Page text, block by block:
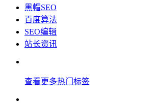
黑帽SEO
百度算法
SEO编辑
站长资讯
查看更多热门标签